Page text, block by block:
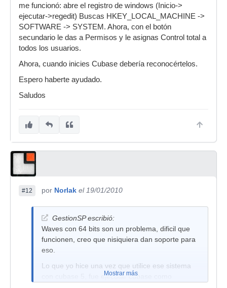
me funcionó: abre el registro de windows (Inicio->
ejecutar->regedit) Buscas HKEY_LOCAL_MACHINE ->
SOFTWARE -> SYSTEM. Ahora, con el botón
secundario le das a Permisos y le asignas Control total a
todos los usuarios.
Ahora, cuando inicies Cubase debería reconocértelos.
Espero haberte ayudado.
Saludos
#12 por Norlak el 19/01/2010
GestionSP escribió:
Waves con 64 bits son un problema, dificil que
funcionen, creo que nisiquiera dan soporte para
eso.
Lo que yo hice una vez que utilice ese sistema
con cubase 5, fue ejecutar cubase como
Mostrar más